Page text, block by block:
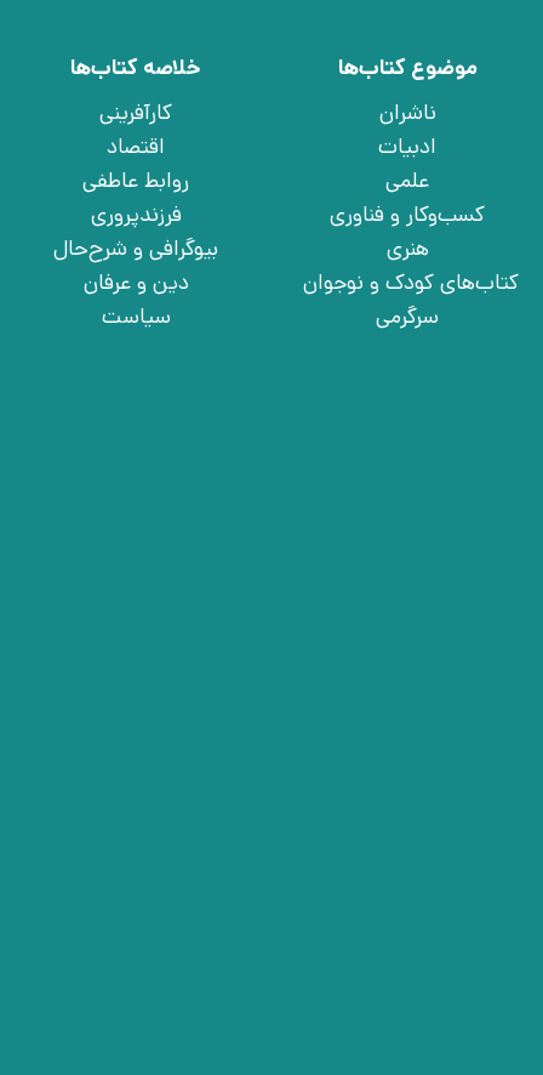
موضوع کتاب‌ها
ناشران
ادبیات
علمی
کسب‌وکار و فناوری
هنری
کتاب‌های کودک و نوجوان
سرگرمی
خلاصه کتاب‌ها
کارآفرینی
اقتصاد
روابط عاطفی
فرزندپروری
بیوگرافی و شرح‌حال
دین و عرفان
سیاست